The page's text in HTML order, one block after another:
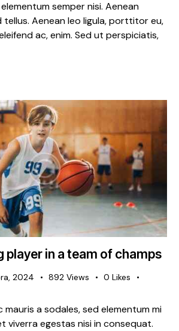
semper nisi. Aenean
Aenean leo ligula, porttitor eu,
ac, enim. Sed ut perspiciatis,
player in a team of champs
2024 892 Views 0 Likes
mauris a sodales, sed elementum mi
viverra egestas nisi in consequat.